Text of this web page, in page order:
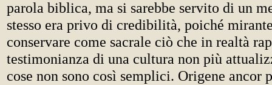
parola biblica, ma si sarebbe servito di un
stesso era privo di credibilità, poiché
conservare come sacrale ciò che in realtà
testimonianza di una cultura non più
cose non sono così semplici. Origene ancor